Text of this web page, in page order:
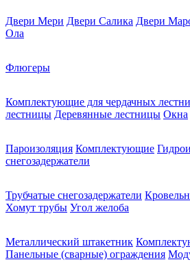
Двери Мери Двери Салика Двери
Ола
Флюгеры
Комплектующие для чердачных
лестницы Деревянные лестницы Окна
Пароизоляция Комплектующие
снегозадержатели
Трубчатые снегозадержатели
Хомут трубы Угол желоба
Металлический штакетник
Панельные (сварные) ограждения